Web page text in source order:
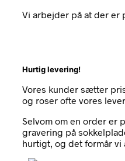
Vi arbejder på at der er
Hurtig levering!
Vores kunder sætter
og roser ofte vores
Selvom om en order er
gravering på
hurtigt, og det formår vi